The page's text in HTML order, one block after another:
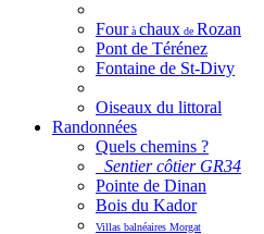
Fourà chaux de Rozan
Pont de Térénez
Fontaine de St-Divy
Oiseaux du littoral
Randonnées
Quels chemins ?
Sentier côtier GR34
Pointe de Dinan
Bois du Kador
Villas balnéaires Morgat